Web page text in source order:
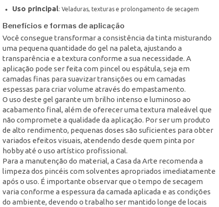
Uso principal: Veladuras, texturas e prolongamento de secagem
Benefícios e formas de aplicação
Você consegue transformar a consistência da tinta misturando
uma pequena quantidade do gel na paleta, ajustando a
transparência e a textura conforme a sua necessidade. A
aplicação pode ser feita com pincel ou espátula, seja em
camadas finas para suavizar transições ou em camadas
espessas para criar volume através do empastamento.
O uso deste gel garante um brilho intenso e luminoso ao
acabamento final, além de oferecer uma textura maleável que
não compromete a qualidade da aplicação. Por ser um produto
de alto rendimento, pequenas doses são suficientes para obter
variados efeitos visuais, atendendo desde quem pinta por
hobby até o uso artístico profissional.
Para a manutenção do material, a Casa da Arte recomenda a
limpeza dos pincéis com solventes apropriados imediatamente
após o uso. É importante observar que o tempo de secagem
varia conforme a espessura da camada aplicada e as condições
do ambiente, devendo o trabalho ser mantido longe de locais